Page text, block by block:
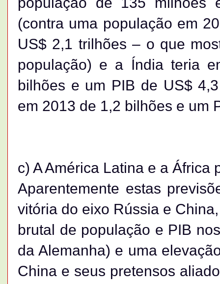
(contra uma população em
US$ 2,1 trilhões – o que
população) e a Índia teria
bilhões e um PIB de US$
em 2013 de 1,2 bilhões e um
c) A América Latina e a África
Aparentemente estas
vitória do eixo Rússia e
brutal de população e PIB
da Alemanha) e uma
China e seus pretensos